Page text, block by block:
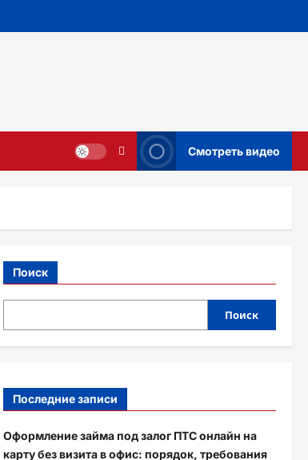
Смотреть видео
Поиск
Поиск
Последние записи
Оформление займа под залог ПТС онлайн на
карту без визита в офис: порядок, требования